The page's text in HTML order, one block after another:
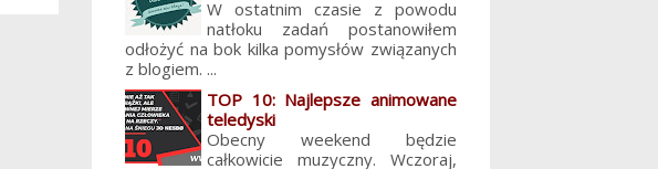
W ostatnim czasie z powodu
natłoku zadań postanowiłem
odłożyć na bok kilka pomysłów związanych
z blogiem. ...
TOP 10: Najlepsze animowane
teledyski
Obecny weekend będzie
całkowicie muzyczny. Wczoraj,